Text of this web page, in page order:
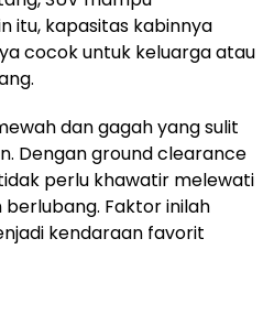
itu, kapasitas kabinnya
cocok untuk keluarga atau
dan gagah yang sulit
Dengan ground clearance
perlu khawatir melewati
Faktor inilah
kendaraan favorit